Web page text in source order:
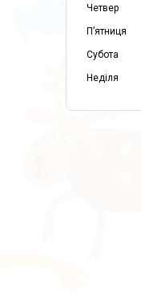
Четвер
Пʼятниця
Субота
Неділя